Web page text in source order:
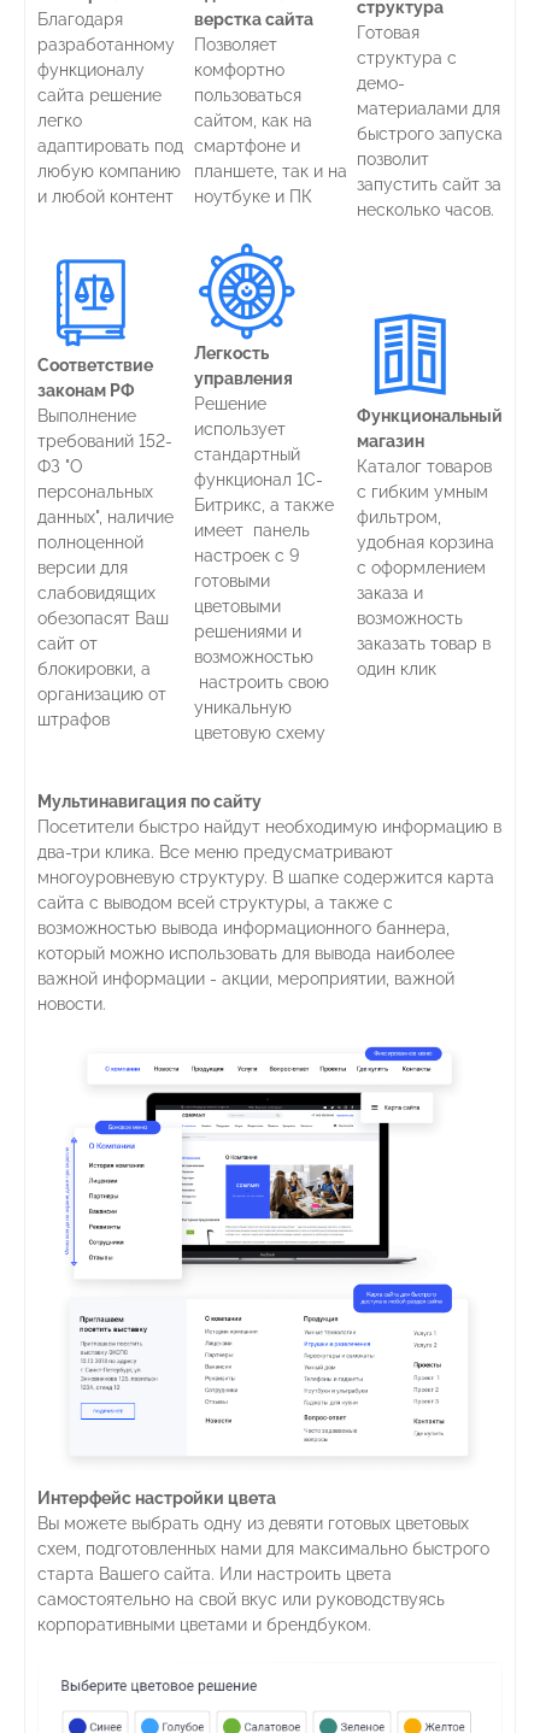
Благодаря
разработанному
функционалу
сайта решение
легко
адаптировать под
любую компанию
и любой контент
верстка сайта
Позволяет
комфортно
пользоваться
сайтом, как на
смартфоне и
планшете, так и на
ноутбуке и ПК
структура
Готовая
структура с
демо-
материалами для
быстрого запуска
позволит
запустить сайт за
несколько часов.
Соответствие
законам РФ
Выполнение
требований 152-
ФЗ "О
персональных
данных", наличие
полноценной
версии для
слабовидящих
обезопасят Ваш
сайт от
блокировки, а
организацию от
штрафов
Легкость
управления
Решение
использует
стандартный
функционал 1С-
Битрикс, а также
имеет панель
настроек с 9
готовыми
цветовыми
решениями и
возможностью
настроить свою
уникальную
цветовую схему
Функциональный
магазин
Каталог товаров
с гибким умным
фильтром,
удобная корзина
с оформлением
заказа и
возможность
заказать товар в
один клик
Мультинавигация по сайту
Посетители быстро найдут необходимую информацию в
два-три клика. Все меню предусматривают
многоуровневую структуру. В шапке содержится карта
сайта с выводом всей структуры, а также с
возможностью вывода информационного баннера,
который можно использовать для вывода наиболее
важной информации - акции, мероприятии, важной
новости.
Интерфейс настройки цвета
Вы можете выбрать одну из девяти готовых цветовых
схем, подготовленных нами для максимально быстрого
старта Вашего сайта. Или настроить цвета
самостоятельно на свой вкус или руководствуясь
корпоративными цветами и брендбуком.